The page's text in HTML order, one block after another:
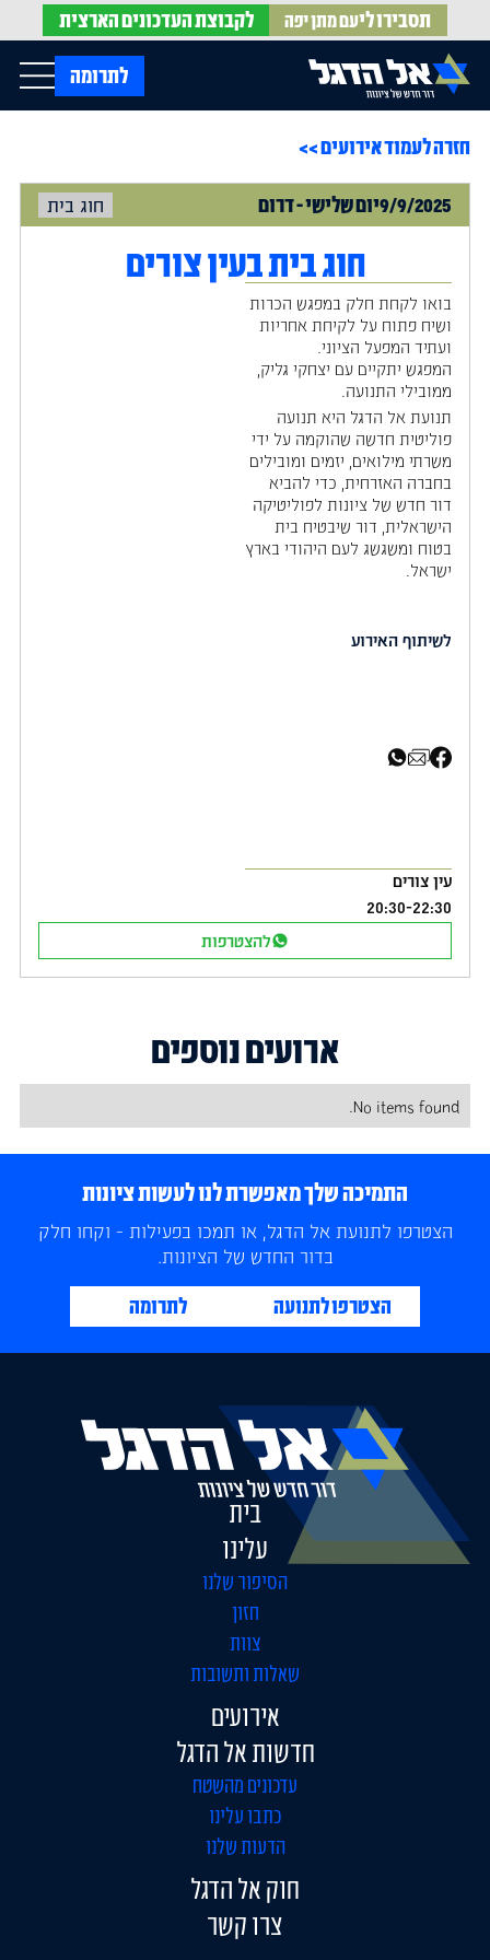
תסבירו ליעם מתן יפה לקבוצתהעדכונים הארצית
בית
עלינו
אירועים
חדשות אל הדגל
עדכונים מהשטח
הופעות בתקשורת
חוק אל הדגל
חמ"ל הגיוס
צרו קשר
EN
לתרומה Menu
חזרה לעמוד אירועים >>
9/9/2025יוםשלישי-דרום חוג בית
חוג בית בעין צורים
בואו לקחת חלק במפגש הכרות
ושיח פתוח על לקיחת אחריות
ועתיד המפעל הציוני.
המפגש יתקיים עם יצחקי גליק,
ממובילי התנועה.
תנועת אל הדגל היא תנועה
פוליטית חדשה שהוקמה על ידי
משרתי מילואים, יזמים ומובילים
בחברה האזרחית, כדי להביא
דור חדש של ציונות לפוליטיקה
הישראלית, דור שיבטיח בית
בטוח ומשגשג לעם היהודי בארץ
ישראל.
לשיתוף האירוע
עין צורים
20:30-22:30
להצטרפות
ארועים נוספים
No items found.
התמיכה שלך מאפשרת לנו לעשות ציונות
הצטרפו לתנועת אל הדגל, או תמכו בפעילות - וקחו חלק
בדור החדש של הציונות.
הצטרפו לתנועה לתרומה
בית
עלינו
הסיפור שלנו
חזון
צוות
שאלות ותשובות
אירועים
חדשות אל הדגל
עדכונים מהשטח
כתבו עלינו
הדעות שלנו
חוק אל הדגל
צרו קשר